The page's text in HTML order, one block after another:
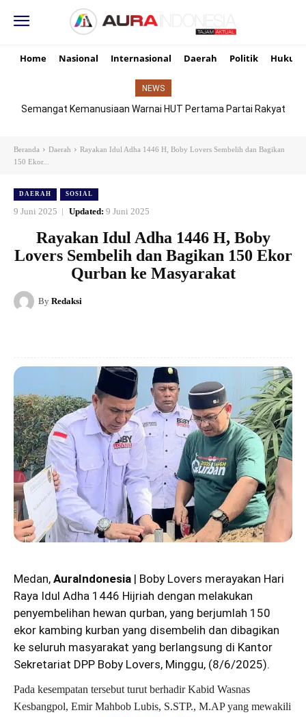
Home Nasional Internasional Daerah Politik Hukum
NEWS
Semangat Kemanusiaan Warnai HUT Pertama Partai Rakyat
Beranda Daerah
Rayakan Idul Adha 1446 H, Boby Lovers Sembelih dan Bagikan
150 Ekor...
DAERAH SOSIAL
9 Juni 2025 Updated: 9 Juni 2025
Rayakan Idul Adha 1446 H, Boby
Lovers Sembelih dan Bagikan 150 Ekor
Qurban ke Masyarakat
By Redaksi
Medan, AuraIndonesia | Boby Lovers merayakan Hari
Raya Idul Adha 1446 Hijriah dengan melakukan
penyembelihan hewan qurban, yang berjumlah 150
ekor kambing kurban yang disembelih dan dibagikan
ke seluruh masyarakat yang berlangsung di Kantor
Sekretariat DPP Boby Lovers, Minggu, (8/6/2025).
Pada kesempatan tersebut turut berhadir Kabid Wasnas
Kesbangpol, Emir Mahbob Lubis, S.STP., M.AP yang mewakili